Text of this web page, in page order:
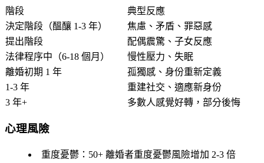
階段
典型反應
決定階段（醞釀 1-3 年）
焦慮、矛盾、罪惡感
提出階段
配偶震驚、子女反應
法律程序中（6-18 個月）
慢性壓力、失眠
離婚初期 1 年
孤獨感、身份重新定義
1-3 年
重建社交、適應新身份
3 年+
多數人感覺好轉，部分後悔
心理風險
重度憂鬱：50+ 離婚者重度憂鬱風險增加 2-3 倍